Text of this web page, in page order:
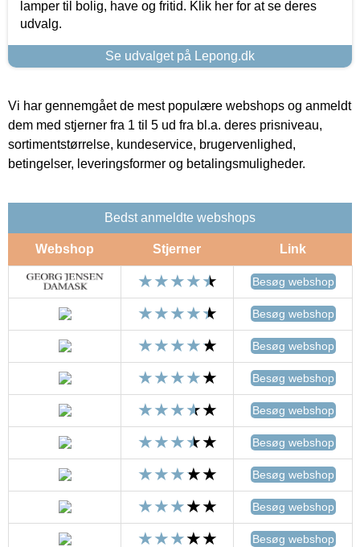
lamper til bolig, have og fritid. Klik her for at se deres
udvalg.
Se udvalget på Lepong.dk
Vi har gennemgået de mest populære webshops og anmeldt
dem med stjerner fra 1 til 5 ud fra bl.a. deres prisniveau,
sortimentstørrelse, kundeservice, brugervenlighed,
betingelser, leveringsformer og betalingsmuligheder.
Bedst anmeldte webshops
Webshop Stjerner Link
Besøg webshop
Besøg webshop
Besøg webshop
Besøg webshop
Besøg webshop
Besøg webshop
Besøg webshop
Besøg webshop
Besøg webshop